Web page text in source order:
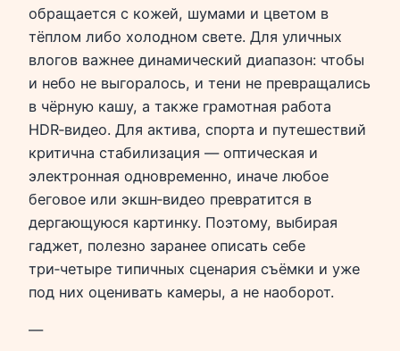
обращается с кожей, шумами и цветом в
тёплом либо холодном свете. Для уличных
влогов важнее динамический диапазон: чтобы
и небо не выгоралось, и тени не превращались
в чёрную кашу, а также грамотная работа
HDR‑видео. Для актива, спорта и путешествий
критична стабилизация — оптическая и
электронная одновременно, иначе любое
беговое или экшн‑видео превратится в
дергающуюся картинку. Поэтому, выбирая
гаджет, полезно заранее описать себе
три‑четыре типичных сценария съёмки и уже
под них оценивать камеры, а не наоборот.
—